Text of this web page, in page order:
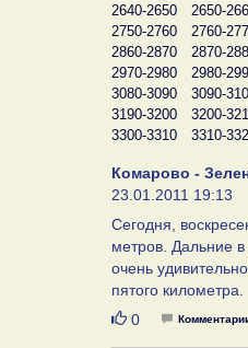
2640-2650
2650-
2750-2760
2760-
2860-2870
2870-
2970-2980
2980-
3080-3090
3090-
3190-3200
3200-
3300-3310
3310-
Комарово -
23.01.2011 19:13
Сегодня,
метров. Дальние
очень
пятого километра.
Нравится
0